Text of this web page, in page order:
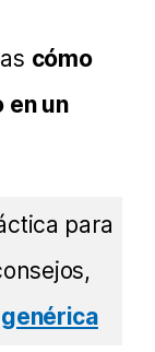
cómo
en un
para